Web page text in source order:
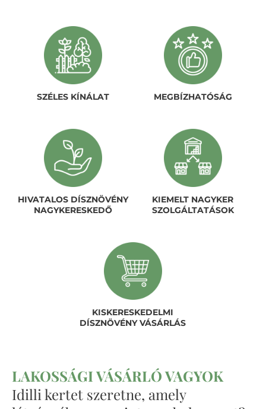
SZÉLES KÍNÁLAT MEGBÍZHATÓSÁG
HIVATALOS DÍSZNÖVÉNY
NAGYKERESKEDŐ
KIEMELT NAGYKER
SZOLGÁLTATÁSOK
KISKERESKEDELMI
DÍSZNÖVÉNY VÁSÁRLÁS
LAKOSSÁGI VÁSÁRLÓ VAGYOK
Idilli kertet szeretne, amely